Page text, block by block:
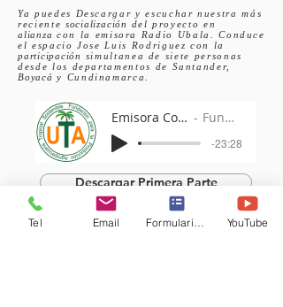
Ya puedes Descargar y escuchar nuestra más
reciente socialización del proyecto en
alianza con la emisora Radio Ubala. Conduce
el espacio Jose Luis Rodriguez con la
participación simultanea de siete personas
desde los departamentos de Santander,
Boyacá y Cundinamarca.
Emisora Comunitaria Radio Ubala programa Fundacion UTA- Radio Ubala
-23:28
Descargar Primera Parte
Tel Email YouTube